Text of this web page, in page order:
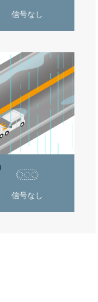
信号なし
信号なし